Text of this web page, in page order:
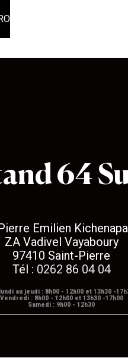
64
Emilien
ZA Vadivel Vayaboury
97410 Saint-Pierre
Tél : 0262 86 04 04
au jeudi : 8h00 - 12h00 et 13h30 -
Vendredi : 8h00 - 12h00 et 13h30 -17h00
Samedi : 9h00 - 12h30